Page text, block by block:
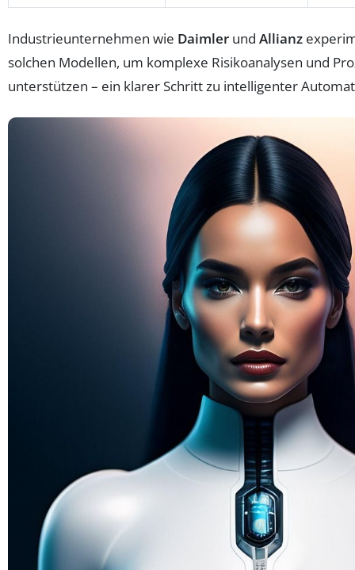
Industrieunternehmen wie Daimler und Allianz
solchen Modellen, um komplexe Risikoanalysen und
unterstützen – ein klarer Schritt zu intelligenter